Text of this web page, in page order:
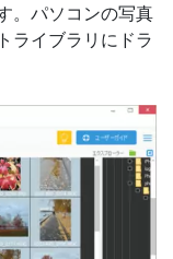
。パソコンの写真
ライブラリにドラ